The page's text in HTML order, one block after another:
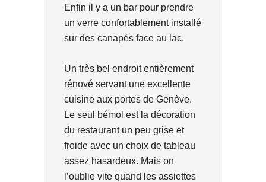
Enfin il y a un bar pour prendre
un verre confortablement installé
sur des canapés face au lac.
Un très bel endroit entièrement
rénové servant une excellente
cuisine aux portes de Genève.
Le seul bémol est la décoration
du restaurant un peu grise et
froide avec un choix de tableau
assez hasardeux. Mais on
l’oublie vite quand les assiettes